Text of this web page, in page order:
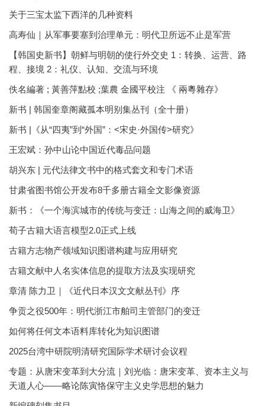
关于三宝太监下西洋的几种资料
高寿仙｜从军事要塞到治理单元：明代卫所远不止是军营
【韩国史新书】朝鲜与明朝的使行外交史 1：转换、运营、路
程、接境 2：礼仪、认知、交流与环境
佚名編著 ; 黃善萍點校 ;葉農 金國平校注 《 兩粵雜存》
新书 | 韩国奎章阁藏孤本明别集丛刊（全十册）
新书 |《从“四夷”到“外国”：<宋史·外国传>研究》
王宏斌：孙中山论中国近代毒品问题
胡兴东 | 元代法律文书中的格式套文和专门术语
甘肃省图书馆公开发布8千多册古籍全文影像资源
新书：《一个海滨城市的传统与变迁：山海之间的威海卫》
荀子古籍大语言模型2.0正式上线
古籍方志物产领域知识图谱构建与应用研究
古籍文献中人名实体信息的提取方法及实现研究
章清 陈力卫｜《近代日本汉文文献丛刊》序
争贡之役500年：明代浙江市舶司主管部门的变迁
如何将任何文本语料库转化为知识图谱
2025台湾中研院明清研究国际学术研讨会议程
专题：从唐宋变革到大分流｜刘光临：唐宋变革、资本主义与
天道人心——略论陈寅恪保守主义史学思想的魅力